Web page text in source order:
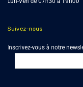
Suivez-nous
Inscrivez-vous à notre